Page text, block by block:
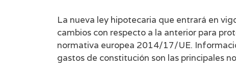
La nueva ley hipotecaria que entrará en
cambios con respecto a la anterior para
normativa europea 2014/17/UE.
gastos de constitución son las principales